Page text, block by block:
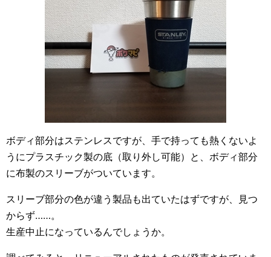
ボディ部分はステンレスですが、手で持っても熱くないよ
うにプラスチック製の底（取り外し可能）と、ボディ部分
に布製のスリーブがついています。
スリーブ部分の色が違う製品も出ていたはずですが、見つ
からず……。
生産中止になっているんでしょうか。